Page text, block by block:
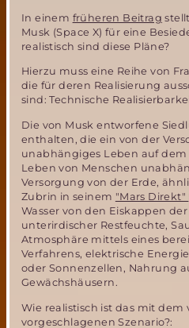
In einem früheren Beitrag
Musk (Space X) für eine
realistisch sind diese Pläne?
Hierzu muss eine Reihe von
die für deren Realisierung
sind: Technische
Die von Musk entworfene
enthalten, die ein von der
unabhängiges Leben auf dem
Leben von Menschen
Versorgung von der Erde,
Zubrin in seinem "Mars Direkt"
Wasser von den Eiskappen
unterirdischer Restfeuchte,
Atmosphäre mittels eines
Verfahrens, elektrische
oder Sonnenzellen, Nahrung
Gewächshäusern.
Wie realistisch ist das mit dem
vorgeschlagenen Szenario?: